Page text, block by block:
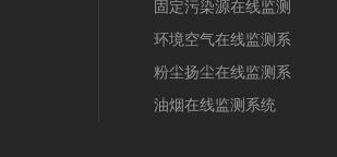
固定污染源在线监测
系统
环境空气在线监测系
统
粉尘扬尘在线监测系
统
油烟在线监测系统